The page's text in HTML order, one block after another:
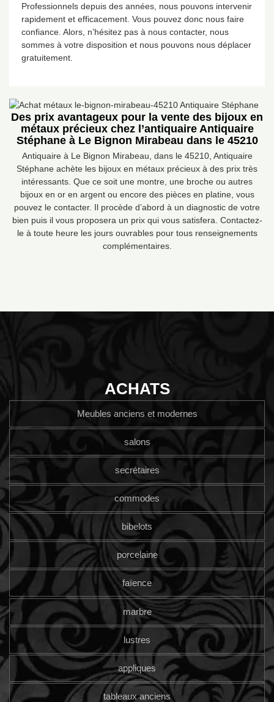
Professionnels depuis des années, nous pouvons intervenir
rapidement et efficacement. Vous pouvez donc nous faire
confiance. Alors, n’hésitez pas à nous contacter, nous
sommes à votre disposition et nous pouvons nous déplacer
gratuitement.
Des prix avantageux pour la vente des bijoux en
métaux précieux chez l’antiquaire Antiquaire
Stéphane à Le Bignon Mirabeau dans le 45210
Antiquaire à Le Bignon Mirabeau, dans le 45210, Antiquaire
Stéphane achète les bijoux en métaux précieux à des prix très
intéressants. Que ce soit une montre, une broche ou autres
bijoux en or en argent ou encore des pièces en platine, vous
pouvez le contacter. Il procède d’abord à un diagnostic de votre
bien puis il vous proposera un prix qui vous satisfera. Contactez-
le à toute heure les jours ouvrables pour tous renseignements
complémentaires.
ACHATS
Meubles anciens et modernes
salons
secrétaires
commodes
bibelots
porcelaine
faïence
marbre
lustres
appliques
tableaux anciens